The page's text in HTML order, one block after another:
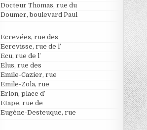
Docteur Thomas, rue du
Doumer, boulevard Paul
Ecrevées, rue des
Ecrevisse, rue de l’
Ecu, rue de l’
Elus, rue des
Emile-Cazier, rue
Emile-Zola, rue
Erlon, place d’
Etape, rue de
Eugène-Desteuque, rue